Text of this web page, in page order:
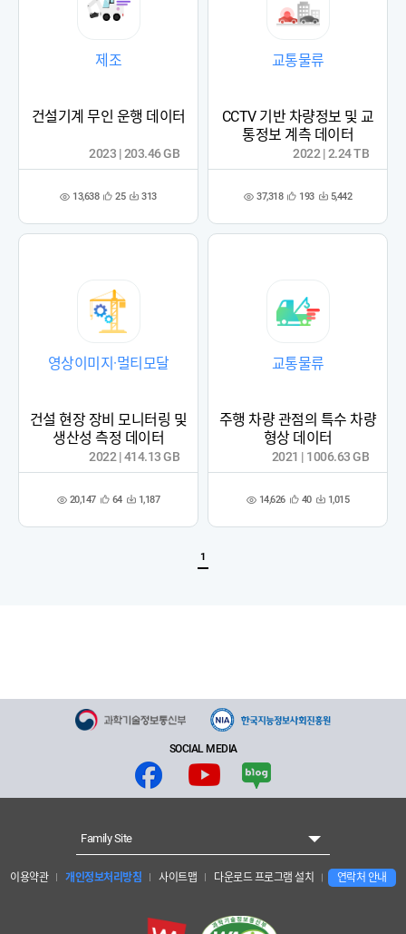
제조
건설기계 무인 운행 데이터
조 13,638 관
록
25 다 313
2023 | 203.46 GB
교통물류
CCTV 기반 차량정보 및 교
통정보 계측 데이터
조 37,318 관
록
193 다 5,442
2022 | 2.24 TB
영상이미지·멀티모달
건설 현장 장비 모니터링 및
생산성 측정 데이터
조 20,147 관
록
64 다 1,187
2022 | 414.13 GB
교통물류
주행 차량 관점의 특수 차량
형상 데이터
조 14,626 관
록
40 다 1,015
2021 | 1006.63 GB
1
SOCIAL MEDIA
이용약관 개인정보처리방침 사이트맵 다운로드 프로그램 설치 연락처 안내
Family Site